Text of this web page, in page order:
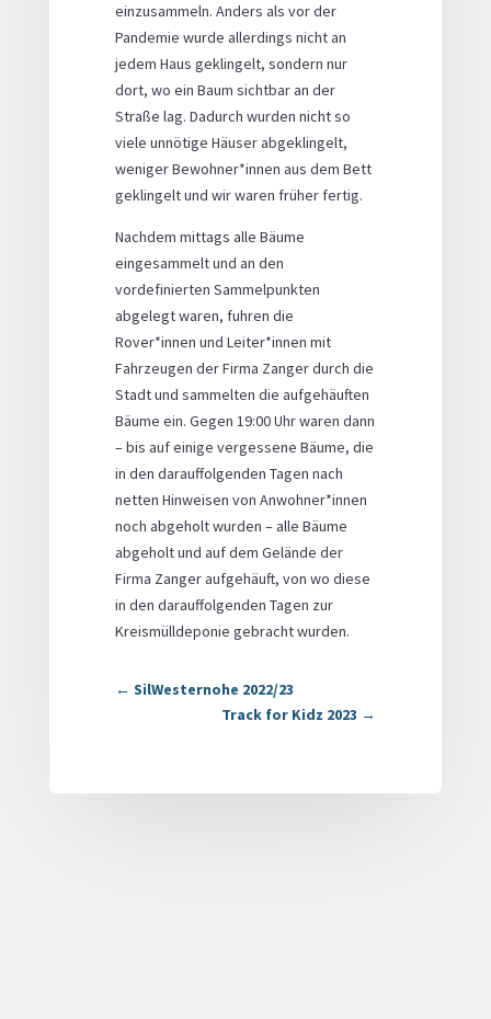
einzusammeln. Anders als vor der
Pandemie wurde allerdings nicht an
jedem Haus geklingelt, sondern nur
dort, wo ein Baum sichtbar an der
Straße lag. Dadurch wurden nicht so
viele unnötige Häuser abgeklingelt,
weniger Bewohner*innen aus dem Bett
geklingelt und wir waren früher fertig.
Nachdem mittags alle Bäume
eingesammelt und an den
vordefinierten Sammelpunkten
abgelegt waren, fuhren die
Rover*innen und Leiter*innen mit
Fahrzeugen der Firma Zanger durch die
Stadt und sammelten die aufgehäuften
Bäume ein. Gegen 19:00 Uhr waren dann
– bis auf einige vergessene Bäume, die
in den darauffolgenden Tagen nach
netten Hinweisen von Anwohner*innen
noch abgeholt wurden – alle Bäume
abgeholt und auf dem Gelände der
Firma Zanger aufgehäuft, von wo diese
in den darauffolgenden Tagen zur
Kreismülldeponie gebracht wurden.
← SilWesternohe 2022/23
Track for Kidz 2023 →